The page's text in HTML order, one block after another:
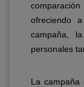
ofreciendo
campaña,
personales
La campaña